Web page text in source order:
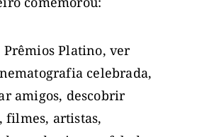
Prêmios Platino, ver
celebrada,
amigos, descobrir
filmes, artistas,